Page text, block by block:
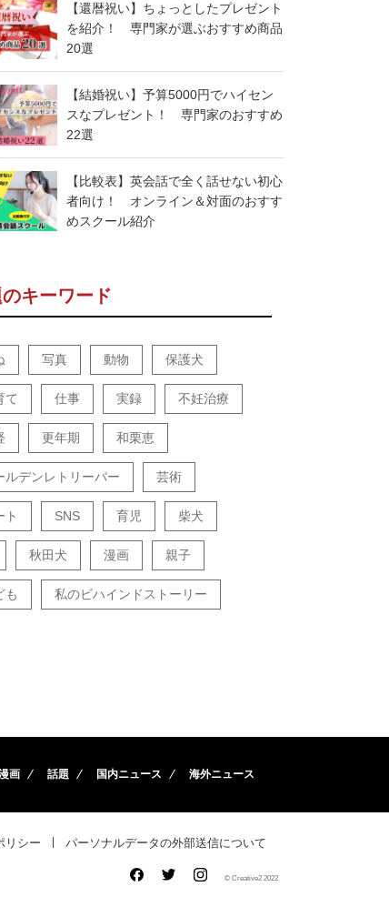
【還暦祝い】ちょっとしたプレゼント
を紹介！ 専門家が選ぶおすすめ商品
20選
【結婚祝い】予算5000円でハイセン
スなプレゼント！ 専門家のおすすめ
22選
【比較表】英会話で全く話せない初心
者向け！ オンライン＆対面のおすす
めスクール紹介
キーワード
写真 動物 保護犬
て 仕事 実録 不妊治療
更年期 和栗恵
ルデンレトリーバー 芸術
ト SNS 育児 柴犬
秋田犬 漫画 親子
も 私のビハインドストーリー
画 話題 国内ニュース 海外ニュース
リシー パーソナルデータの外部送信について
© Creative2 2022